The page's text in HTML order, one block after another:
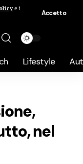
e i
Accetto
Lifestyle
nel